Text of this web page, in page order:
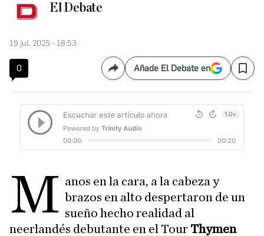
El Debate
19 jul. 2025 - 18:53
0 CompartirAñade El Debate en Save
M anos en la cara, a la cabeza y
brazos en alto despertaron de un
sueño hecho realidad al
neerlandés debutante en el Tour Thymen